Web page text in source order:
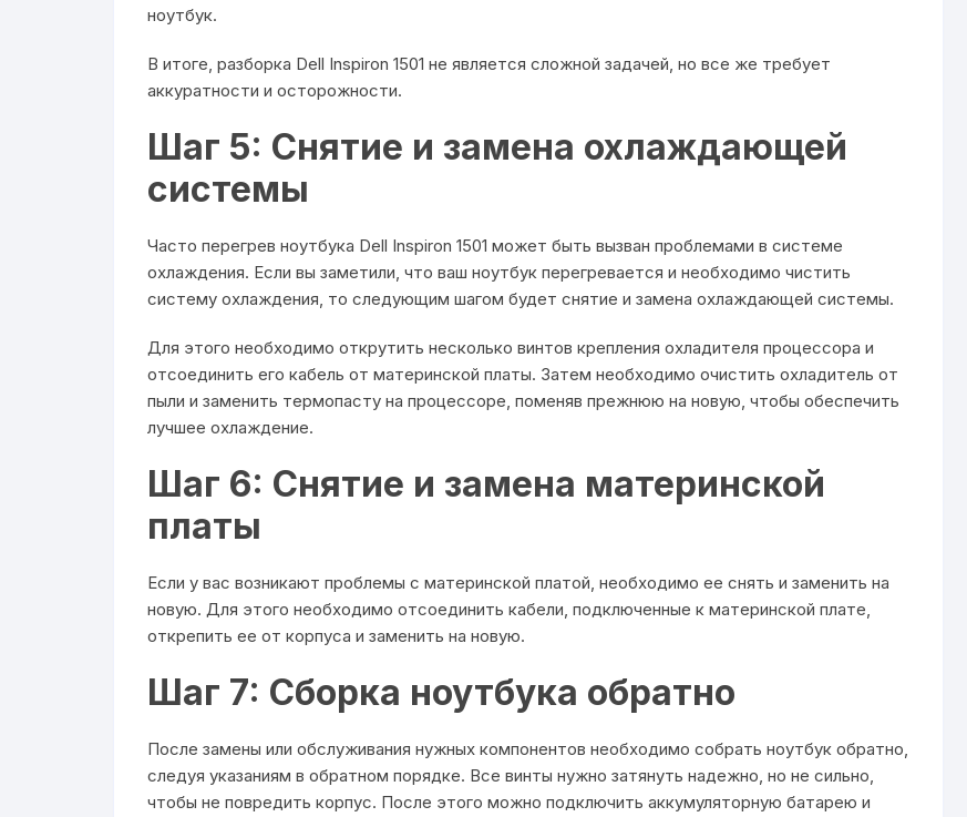
ноутбук.
В итоге, разборка Dell Inspiron 1501 не является сложной задачей, но все же требует
аккуратности и осторожности.
Шаг 5: Снятие и замена охлаждающей
системы
Часто перегрев ноутбука Dell Inspiron 1501 может быть вызван проблемами в системе
охлаждения. Если вы заметили, что ваш ноутбук перегревается и необходимо чистить
систему охлаждения, то следующим шагом будет снятие и замена охлаждающей системы.
Для этого необходимо открутить несколько винтов крепления охладителя процессора и
отсоединить его кабель от материнской платы. Затем необходимо очистить охладитель от
пыли и заменить термопасту на процессоре, поменяв прежнюю на новую, чтобы обеспечить
лучшее охлаждение.
Шаг 6: Снятие и замена материнской
платы
Если у вас возникают проблемы с материнской платой, необходимо ее снять и заменить на
новую. Для этого необходимо отсоединить кабели, подключенные к материнской плате,
открепить ее от корпуса и заменить на новую.
Шаг 7: Сборка ноутбука обратно
После замены или обслуживания нужных компонентов необходимо собрать ноутбук обратно,
следуя указаниям в обратном порядке. Все винты нужно затянуть надежно, но не сильно,
чтобы не повредить корпус. После этого можно подключить аккумуляторную батарею и